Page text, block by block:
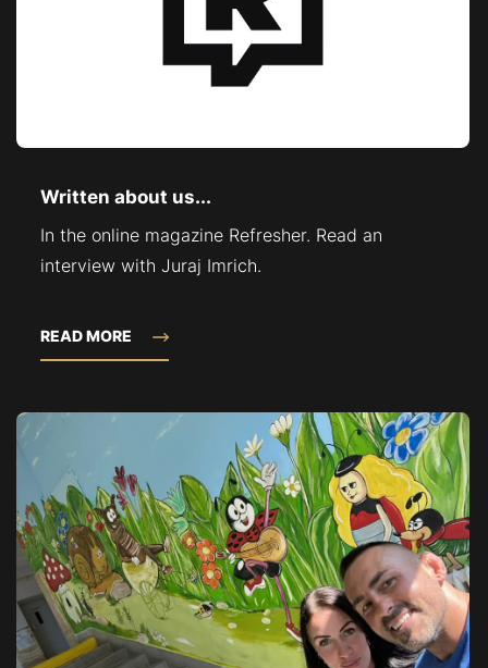
Written about us...
In the online magazine Refresher. Read an
interview with Juraj Imrich.
READ MORE